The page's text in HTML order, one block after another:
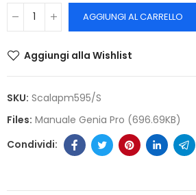
AGGIUNGI AL CARRELLO
Aggiungi alla Wishlist
SKU: Scalapm595/s
Files: Manuale Genia Pro (696.69KB)